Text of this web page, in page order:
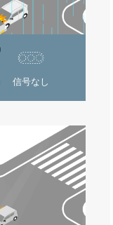
信号なし